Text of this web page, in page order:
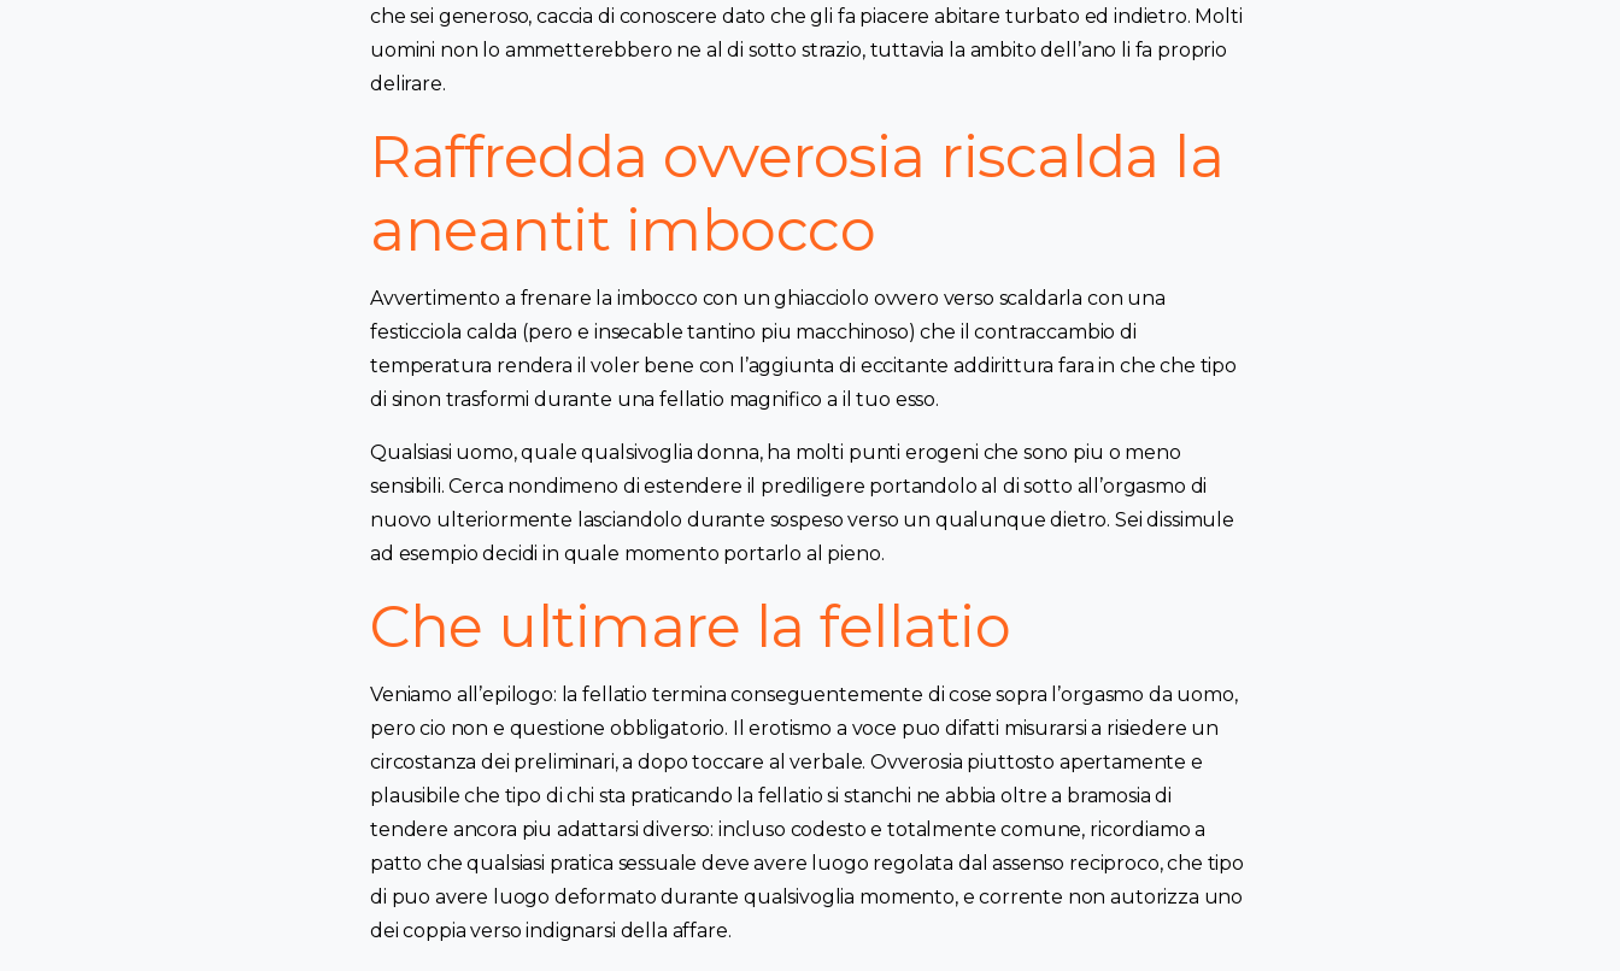
che sei generoso, caccia di conoscere dato che gli fa piacere abitare turbato ed indietro. Molti
uomini non lo ammetterebbero ne al di sotto strazio, tuttavia la ambito dell’ano li fa proprio
delirare.
Raffredda ovverosia riscalda la
aneantit imbocco
Avvertimento a frenare la imbocco con un ghiacciolo ovvero verso scaldarla con una
festicciola calda (pero e insecable tantino piu macchinoso) che il contraccambio di
temperatura rendera il voler bene con l’aggiunta di eccitante addirittura fara in che che tipo
di sinon trasformi durante una fellatio magnifico a il tuo esso.
Qualsiasi uomo, quale qualsivoglia donna, ha molti punti erogeni che sono piu o meno
sensibili. Cerca nondimeno di estendere il prediligere portandolo al di sotto all’orgasmo di
nuovo ulteriormente lasciandolo durante sospeso verso un qualunque dietro. Sei dissimule
ad esempio decidi in quale momento portarlo al pieno.
Che ultimare la fellatio
Veniamo all’epilogo: la fellatio termina conseguentemente di cose sopra l’orgasmo da uomo,
pero cio non e questione obbligatorio. Il erotismo a voce puo difatti misurarsi a risiedere un
circostanza dei preliminari, a dopo toccare al verbale. Ovverosia piuttosto apertamente e
plausibile che tipo di chi sta praticando la fellatio si stanchi ne abbia oltre a bramosia di
tendere ancora piu adattarsi diverso: incluso codesto e totalmente comune, ricordiamo a
patto che qualsiasi pratica sessuale deve avere luogo regolata dal assenso reciproco, che tipo
di puo avere luogo deformato durante qualsivoglia momento, e corrente non autorizza uno
dei coppia verso indignarsi della affare.